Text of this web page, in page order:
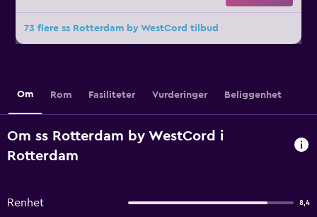
73 flere ss Rotterdam by WestCord tilbud
Om Rom Fasiliteter Vurderinger Beliggenhet
Om ss Rotterdam by WestCord i
Rotterdam
Renhet 8,4